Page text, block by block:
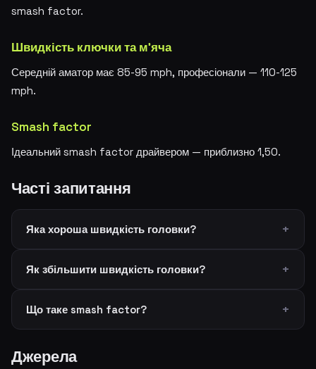
smash factor.
Швидкість ключки та м'яча
Середній аматор має 85-95 mph, професіонали — 110-125
mph.
Smash factor
Ідеальний smash factor драйвером — приблизно 1,50.
Часті запитання
Яка хороша швидкість головки?
Як збільшити швидкість головки?
Що таке smash factor?
Джерела